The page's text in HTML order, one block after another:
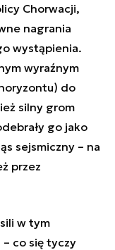
Chorwacji,
nagrania
wystąpienia.
wyraźnym
do
silny grom
go jako
sejsmiczny – na
przez
w tym
co się tyczy